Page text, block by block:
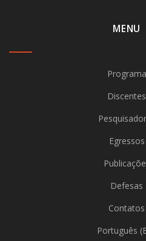
MENU
Programa
Discentes
Egressos
Defesas
Contatos
Português